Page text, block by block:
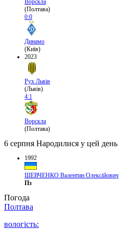
Ворскла
(Полтава)
0:0
Динамо
(Київ)
2023
Рух Львів
(Львів)
4:1
Ворскла
(Полтава)
6 серпня Народилися у цей день
1992
ШЕВЧЕНКО Валентин Олексійович
Пз
Погода
Полтава
вологість: